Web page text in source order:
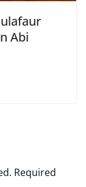
Abi
Required